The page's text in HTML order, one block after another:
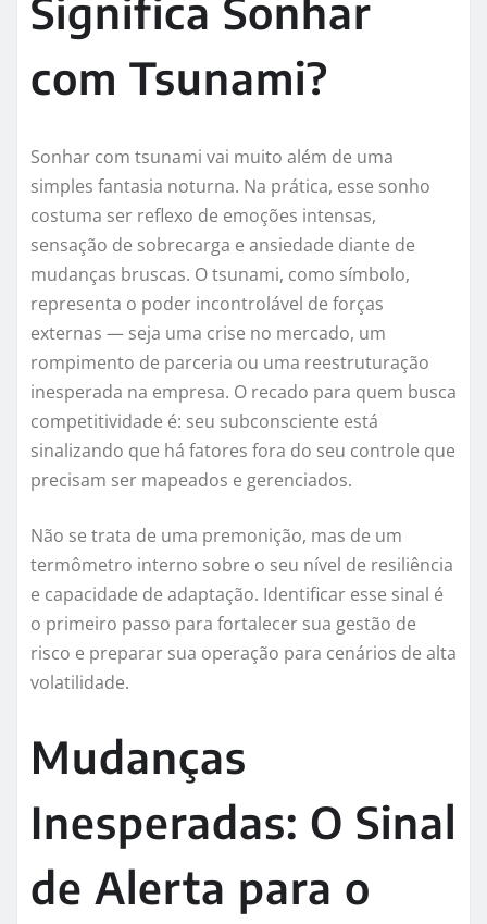
Significa Sonhar
com Tsunami?
Sonhar com tsunami vai muito além de uma
simples fantasia noturna. Na prática, esse sonho
costuma ser reflexo de emoções intensas,
sensação de sobrecarga e ansiedade diante de
mudanças bruscas. O tsunami, como símbolo,
representa o poder incontrolável de forças
externas — seja uma crise no mercado, um
rompimento de parceria ou uma reestruturação
inesperada na empresa. O recado para quem busca
competitividade é: seu subconsciente está
sinalizando que há fatores fora do seu controle que
precisam ser mapeados e gerenciados.
Não se trata de uma premonição, mas de um
termômetro interno sobre o seu nível de resiliência
e capacidade de adaptação. Identificar esse sinal é
o primeiro passo para fortalecer sua gestão de
risco e preparar sua operação para cenários de alta
volatilidade.
Mudanças
Inesperadas: O Sinal
de Alerta para o